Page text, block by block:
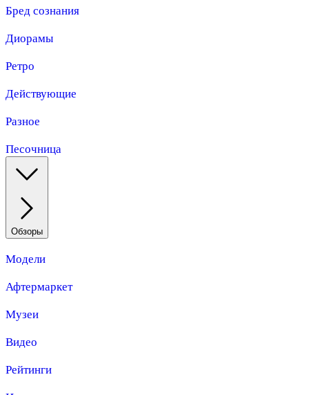
Бред сознания
Диорамы
Ретро
Действующие
Разное
Песочница
Обзоры
Модели
Афтермаркет
Музеи
Видео
Рейтинги